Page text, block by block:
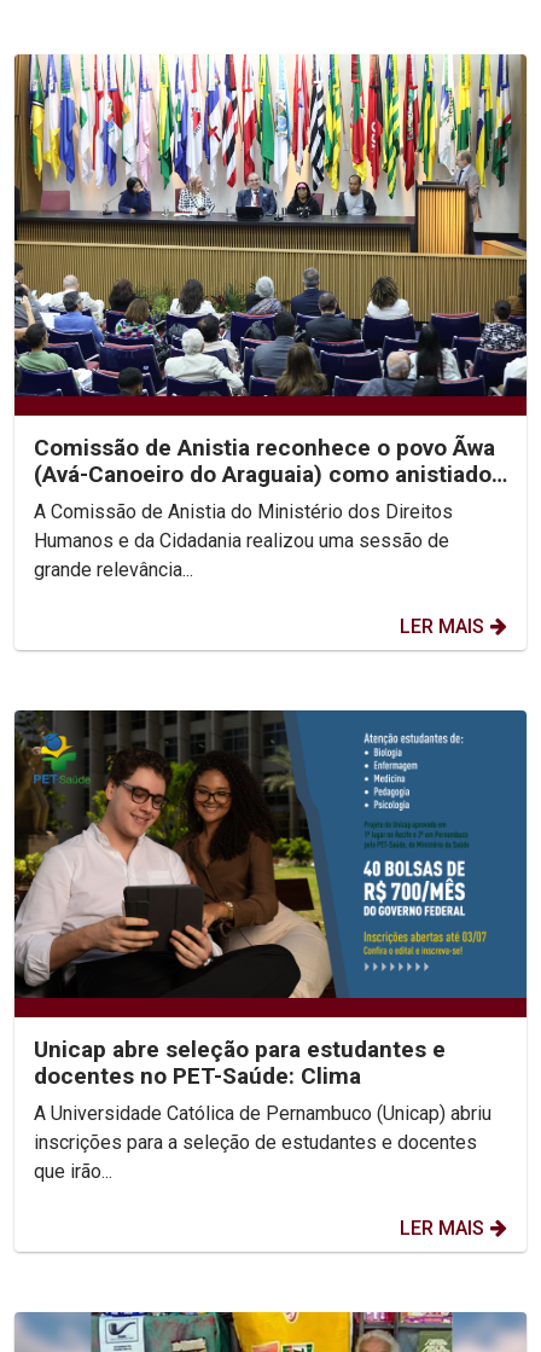
Comissão de Anistia reconhece o povo Ãwa
(Avá-Canoeiro do Araguaia) como anistiado
político coletivo
A Comissão de Anistia do Ministério dos Direitos
Humanos e da Cidadania realizou uma sessão de
grande relevância...
LER MAIS
Unicap abre seleção para estudantes e
docentes no PET-Saúde: Clima
A Universidade Católica de Pernambuco (Unicap) abriu
inscrições para a seleção de estudantes e docentes
que irão...
LER MAIS